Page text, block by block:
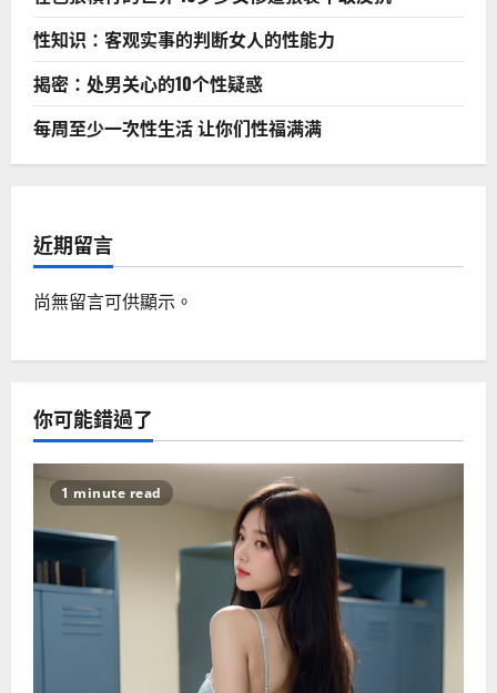
性知识：客观实事的判断女人的性能力
揭密：处男关心的10个性疑惑
每周至少一次性生活 让你们性福满满
近期留言
尚無留言可供顯示。
你可能錯過了
1 minute read